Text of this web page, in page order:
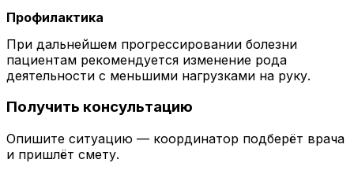
Профилактика
При дальнейшем прогрессировании болезни
пациентам рекомендуется изменение рода
деятельности с меньшими нагрузками на руку.
Получить консультацию
Опишите ситуацию — координатор подберёт врача
и пришлёт смету.